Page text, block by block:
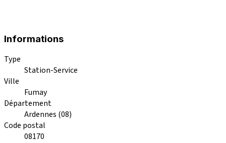
Informations
Type
Station-Service
Ville
Fumay
Département
Ardennes (08)
Code postal
08170